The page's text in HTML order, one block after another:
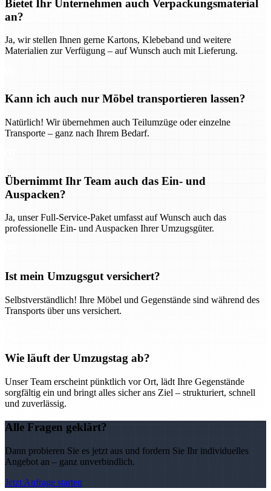
Bietet Ihr Unternehmen auch Verpackungsmaterial
an?
Ja, wir stellen Ihnen gerne Kartons, Klebeband und weitere
Materialien zur Verfügung – auf Wunsch auch mit Lieferung.
Kann ich auch nur Möbel transportieren lassen?
Natürlich! Wir übernehmen auch Teilumzüge oder einzelne
Transporte – ganz nach Ihrem Bedarf.
Übernimmt Ihr Team auch das Ein- und
Auspacken?
Ja, unser Full-Service-Paket umfasst auf Wunsch auch das
professionelle Ein- und Auspacken Ihrer Umzugsgüter.
Ist mein Umzugsgut versichert?
Selbstverständlich! Ihre Möbel und Gegenstände sind während des
Transports über uns versichert.
Wie läuft der Umzugstag ab?
Unser Team erscheint pünktlich vor Ort, lädt Ihre Gegenstände
sorgfältig ein und bringt alles sicher ans Ziel – strukturiert, schnell
und zuverlässig.
Alle Fragen geklärt?
Dann probieren Sie es jetzt aus und fordern Sie Ihr individuelles
Angebot an – ganz unverbindlich.
Jetzt Anfrage starten